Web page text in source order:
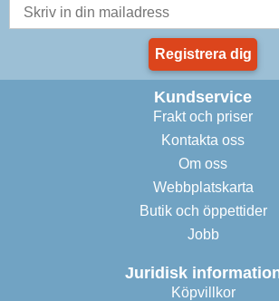
Registrera dig
Kundservice
Frakt och priser
Kontakta oss
Om oss
Webbplatskarta
Butik och öppettider
Jobb
Juridisk
Köpvillkor